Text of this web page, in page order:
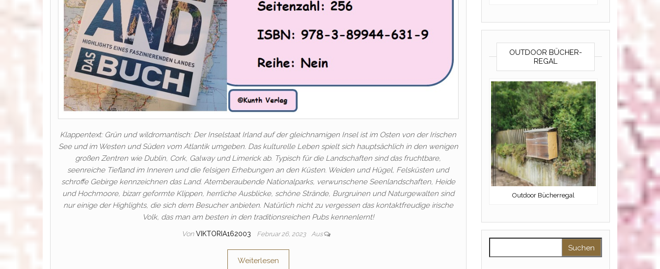
Klappentext: Grün und wildromantisch: Der Inselstaat Irland auf der gleichnamigen Insel ist im Osten von der Irischen
See und im Westen und Süden vom Atlantik umgeben. Das kulturelle Leben spielt sich hauptsächlich in den wenigen
großen Zentren wie Dublin, Cork, Galway und Limerick ab. Typisch für die Landschaften sind das fruchtbare,
seenreiche Tiefland im Inneren und die felsigen Erhebungen an den Küsten. Weiden und Hügel, Felsküsten und
schroffe Gebirge kennzeichnen das Land. Atemberaubende Nationalparks, verwunschene Seenlandschaften, Heide
und Hochmoore, bizarr geformte Klippen, herrliche Ausblicke, schöne Strände, Burgruinen und Naturgewalten sind
nur einige der Highlights, die sich dem Besucher anbieten. Natürlich nicht zu vergessen das kontaktfreudige irische
Volk, das man am besten in den traditionsreichen Pubs kennenlernt!
Von VIKTORIA162003 Februar 26, 2023 Aus
Weiterlesen
OUTDOOR BÜCHER-
REGAL
Outdoor Bücherregal